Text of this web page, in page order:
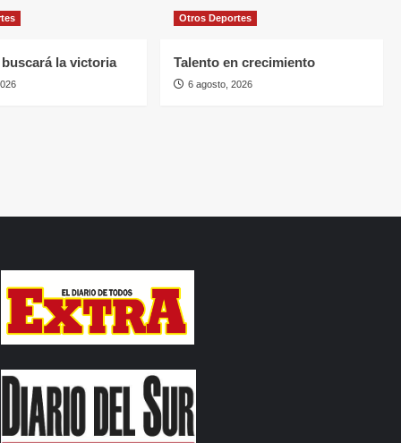
la victoria
Otros Deportes
Talento en crecimiento
6 agosto, 2026